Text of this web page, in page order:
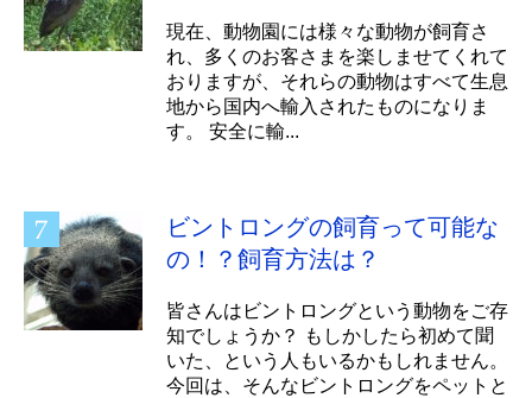
現在、動物園には様々な動物が飼育さ
れ、多くのお客さまを楽しませてくれて
おりますが、それらの動物はすべて生息
地から国内へ輸入されたものになりま
す。 安全に輸...
ビントロングの飼育って可能な
の！？飼育方法は？
皆さんはビントロングという動物をご存
知でしょうか？ もしかしたら初めて聞
いた、という人もいるかもしれません。
今回は、そんなビントロングをペットと